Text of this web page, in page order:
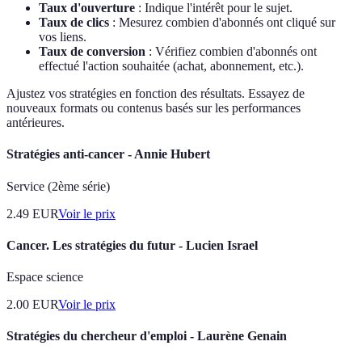
Taux d'ouverture : Indique l'intérêt pour le sujet.
Taux de clics : Mesurez combien d'abonnés ont cliqué sur
vos liens.
Taux de conversion : Vérifiez combien d'abonnés ont
effectué l'action souhaitée (achat, abonnement, etc.).
Ajustez vos stratégies en fonction des résultats. Essayez de
nouveaux formats ou contenus basés sur les performances
antérieures.
Stratégies anti-cancer - Annie Hubert
Service (2ème série)
2.49 EURVoir le prix
Cancer. Les stratégies du futur - Lucien Israel
Espace science
2.00 EURVoir le prix
Stratégies du chercheur d'emploi - Laurène Genain